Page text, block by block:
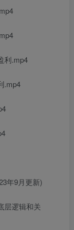
利.mp4
.mp4
年9月更新)
层逻辑和关